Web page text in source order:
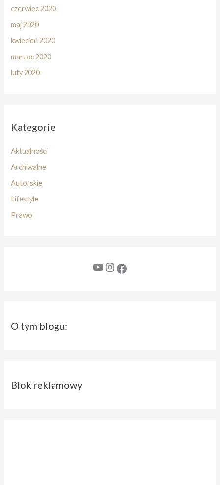
czerwiec 2020
maj 2020
kwiecień 2020
marzec 2020
luty 2020
Kategorie
Aktualności
Archiwalne
Autorskie
Lifestyle
Prawo
YouTube Instagram Facebook
O tym blogu:
Blok reklamowy